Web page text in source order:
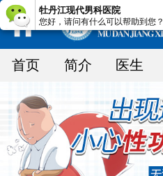
首页 简介 医生
牡丹江现代男科医院
您好，请问有什么可以帮助到您？